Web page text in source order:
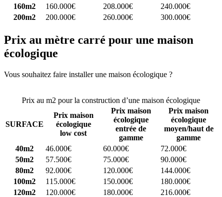
160m2
160.000€ 208.000€
240.000€
200m2
200.000€ 260.000€ 300.000€
Prix au mètre carré pour une maison
écologique
Vous souhaitez faire installer une maison écologique ?
Prix au m2 pour la construction d’une maison écologique
SURFACE
Prix maison
écologique
low cost
Prix maison
écologique
entrée de
gamme
Prix maison
écologique
moyen/haut de
gamme
40m2
46.000€ 60.000€
72.000€
50m2
57.500€ 75.000€
90.000€
80m2
92.000€ 120.000€
144.000€
100m2
115.000€ 150.000€
180.000€
120m2
120.000€ 180.000€
216.000€